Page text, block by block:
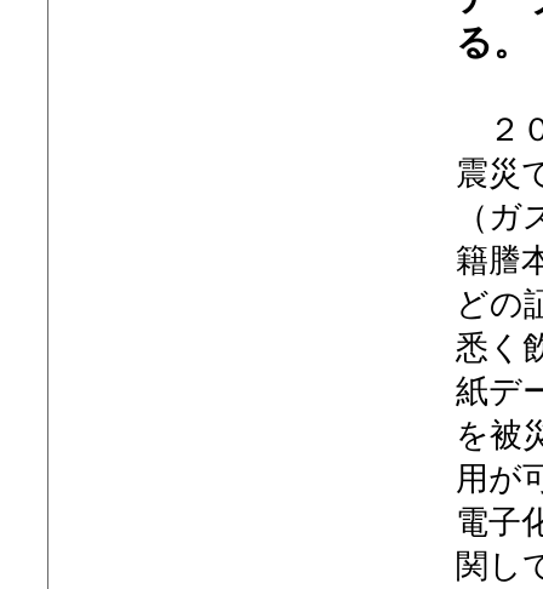
る。
２
震災
（
籍謄
どの
悉く
紙デ
を被
用が
電子
関し